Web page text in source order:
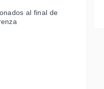
al final de